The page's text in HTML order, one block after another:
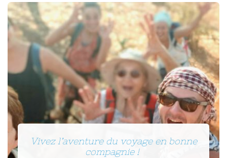
Vivez l’aventure du voyage en bonne
compagnie !